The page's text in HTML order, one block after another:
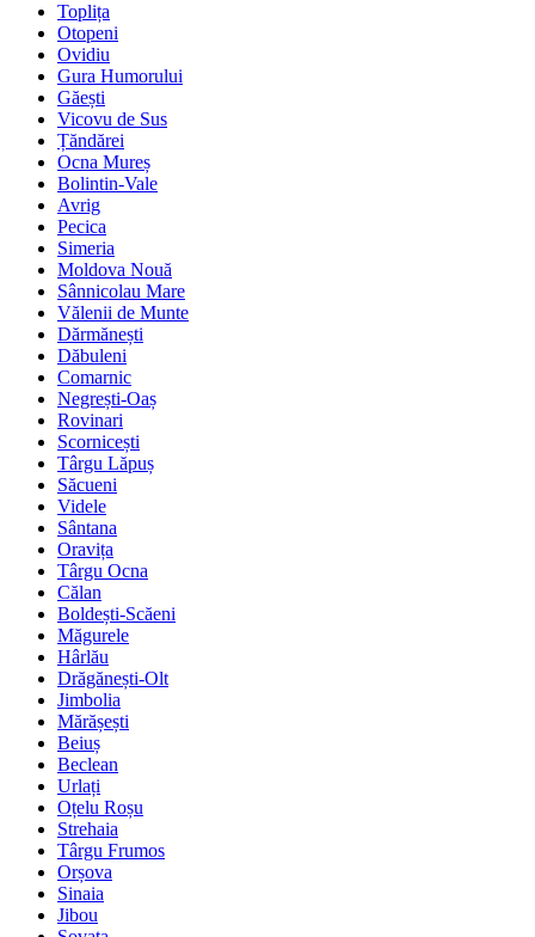
Toplița
Otopeni
Ovidiu
Gura Humorului
Găești
Vicovu de Sus
Țăndărei
Ocna Mureș
Bolintin-Vale
Avrig
Pecica
Simeria
Moldova Nouă
Sânnicolau Mare
Vălenii de Munte
Dărmănești
Dăbuleni
Comarnic
Negrești-Oaș
Rovinari
Scornicești
Târgu Lăpuș
Săcueni
Videle
Sântana
Oravița
Târgu Ocna
Călan
Boldești-Scăeni
Măgurele
Hârlău
Drăgănești-Olt
Jimbolia
Mărășești
Beiuș
Beclean
Urlați
Oțelu Roșu
Strehaia
Târgu Frumos
Orșova
Sinaia
Jibou